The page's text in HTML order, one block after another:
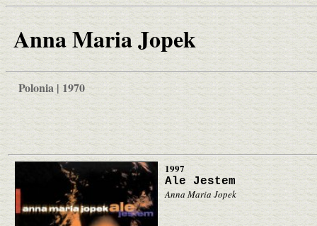
Anna Maria Jopek
Polonia | 1970
1997
Ale Jestem
Anna Maria Jopek